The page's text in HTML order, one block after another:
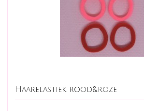
Haarelastiek rood&roze